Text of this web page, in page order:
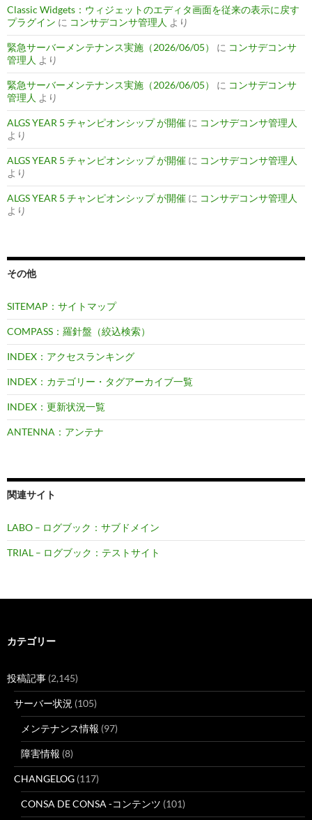
Classic Widgets：ウィジェットのエディタ画面を従来の表示に戻す
プラグイン に コンサデコンサ管理人 より
緊急サーバーメンテナンス実施（2026/06/05） に コンサデコンサ
管理人 より
緊急サーバーメンテナンス実施（2026/06/05） に コンサデコンサ
管理人 より
ALGS YEAR 5 チャンピオンシップ が開催 に コンサデコンサ管理人
より
ALGS YEAR 5 チャンピオンシップ が開催 に コンサデコンサ管理人
より
ALGS YEAR 5 チャンピオンシップ が開催 に コンサデコンサ管理人
より
その他
SITEMAP：サイトマップ
COMPASS：羅針盤（絞込検索）
INDEX：アクセスランキング
INDEX：カテゴリー・タグアーカイブ一覧
INDEX：更新状況一覧
ANTENNA：アンテナ
関連サイト
LABO – ログブック：サブドメイン
TRIAL – ログブック：テストサイト
カテゴリー
投稿記事 (2,145)
サーバー状況 (105)
メンテナンス情報 (97)
障害情報 (8)
CHANGELOG (117)
CONSA DE CONSA -コンテンツ (101)